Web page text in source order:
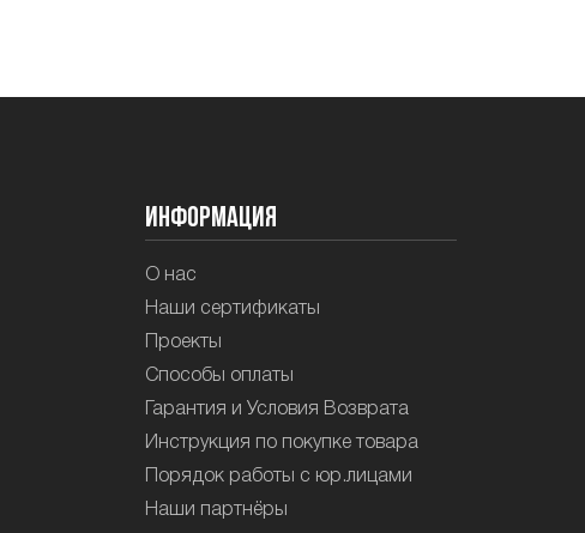
Информация
О нас
Наши сертификаты
Проекты
Способы оплаты
Гарантия и Условия Возврата
Инструкция по покупке товара
Порядок работы с юр.лицами
Наши партнёры